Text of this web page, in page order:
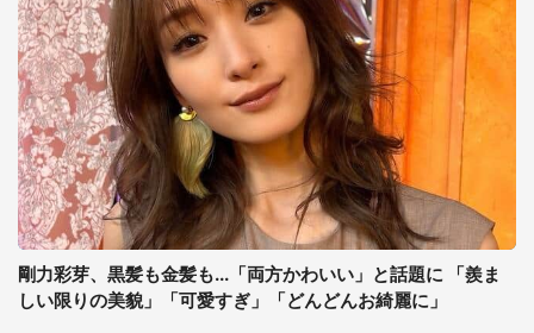
剛力彩芽、黒髪も金髪も...「両方かわいい」と話題に 「羨ま
しい限りの美貌」「可愛すぎ」「どんどんお綺麗に」